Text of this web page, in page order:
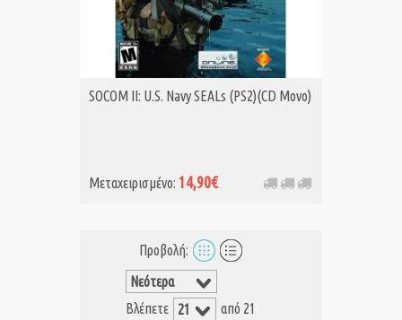
SOCOM II: U.S. Navy SEALs (PS2)(CD Μονο)
Μεταχειρισμένο: 14,90€
Προβολή:
Βλέπετε από 21